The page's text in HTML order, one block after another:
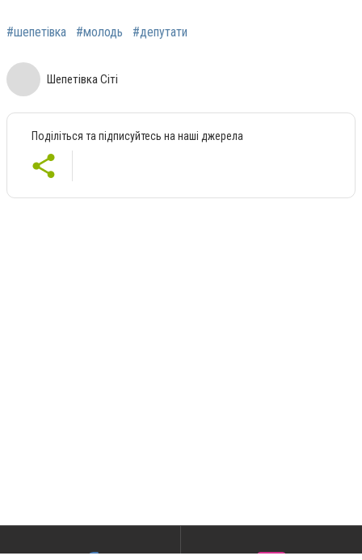
#шепетівка #молодь #депутати
Шепетівка Сіті
Поділіться та підписуйтесь на наші джерела